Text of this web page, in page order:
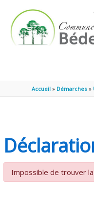
Accueil Démarches
Impossible de trouver